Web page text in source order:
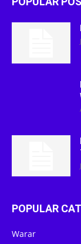
POPULAR
Warar